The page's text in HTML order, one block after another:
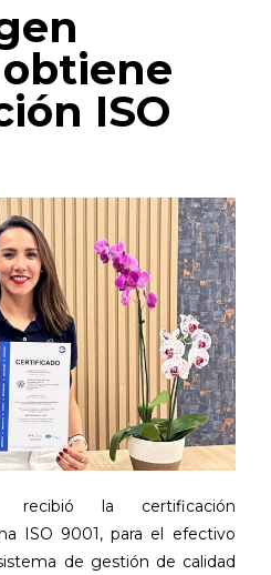
ISO
recibió la certificación
ISO 9001, para el efectivo
de gestión de calidad